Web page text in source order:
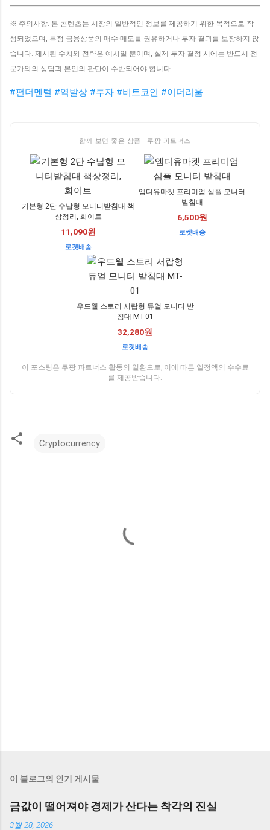
※ 주의사항: 본 콘텐츠는 시장의 일반적인 정보를 제공하기 위한 목적으로 작
성되었으며, 특정 금융상품의 매수·매도를 권유하거나 투자 결과를 보장하지 않
습니다. 제시된 수치와 전략은 예시일 뿐이며, 실제 투자 결정 시에는 반드시 전
문가와의 상담과 본인의 판단이 수반되어야 합니다.
#펀더멘털 #역발상 #투자 #비트코인 #이더리움
함께 보면 좋은 상품 · 쿠팡 파트너스
기본형 2단 수납형 모니터받침대 책
상정리, 화이트
11,090원
로켓배송
엠디유마켓 프리미엄 심플 모니터
받침대
6,500원
로켓배송
우드웰 스토리 서랍형 듀얼 모니터 받
침대 MT-01
32,280원
로켓배송
이 포스팅은 쿠팡 파트너스 활동의 일환으로, 이에 따른 일정액의 수수료
를 제공받습니다.
Cryptocurrency
이 블로그의 인기 게시물
금값이 떨어져야 경제가 산다는 착각의 진실
3월 28, 2026